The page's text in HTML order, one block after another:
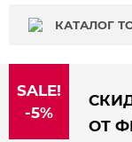
КАТАЛОГ
SALE!
-5%
ОТ